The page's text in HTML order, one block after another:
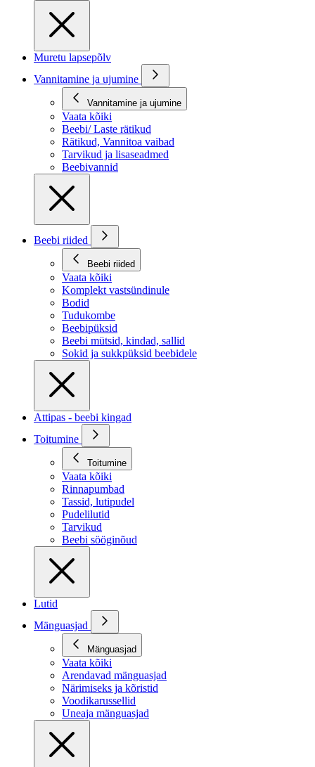
Muretu lapsepõlv
Vannitamine ja ujumine
Vannitamine ja ujumine
Vaata kõiki
Beebi/ Laste rätikud
Rätikud, Vannitoa vaibad
Tarvikud ja lisaseadmed
Beebivannid
Beebi riided
Beebi riided
Vaata kõiki
Komplekt vastsündinule
Bodid
Tudukombe
Beebipüksid
Beebi mütsid, kindad, sallid
Sokid ja sukkpüksid beebidele
Attipas - beebi kingad
Toitumine
Toitumine
Vaata kõiki
Rinnapumbad
Tassid, lutipudel
Pudelilutid
Tarvikud
Beebi sööginõud
Lutid
Mänguasjad
Mänguasjad
Vaata kõiki
Arendavad mänguasjad
Närimiseks ja kõristid
Voodikarussellid
Uneaja mänguasjad